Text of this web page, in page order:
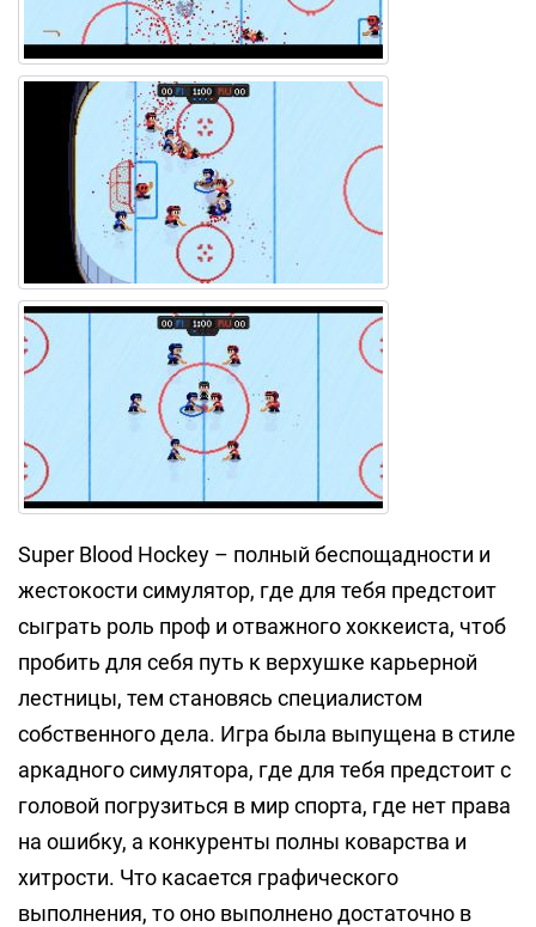
Super Blood Hockey – полный беспощадности и
жестокости симулятор, где для тебя предстоит
сыграть роль проф и отважного хоккеиста, чтоб
пробить для себя путь к верхушке карьерной
лестницы, тем становясь специалистом
собственного дела. Игра была выпущена в стиле
аркадного симулятора, где для тебя предстоит с
головой погрузиться в мир спорта, где нет права
на ошибку, а конкуренты полны коварства и
хитрости. Что касается графического
выполнения, то оно выполнено достаточно в